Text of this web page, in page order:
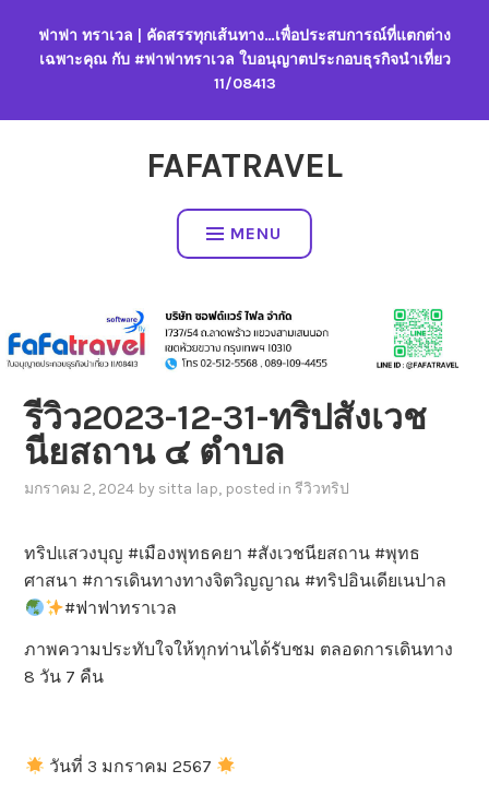
content
ฟาฟา ทราเวล | คัดสรรทุกเส้นทาง…เพื่อประสบการณ์ที่แตกต่าง
เฉพาะคุณ กับ #ฟาฟาทราเวล ใบอนุญาตประกอบธุรกิจนำเที่ยว
11/08413
FAFATRAVEL
MENU
รีวิว2023-12-31-ทริปสังเวช
นียสถาน ๔ ตำบล
มกราคม 2, 2024 by sitta lap, posted inรีวิวทริป
ทริปแสวงบุญ #เมืองพุทธคยา #สังเวชนียสถาน #พุทธ
ศาสนา #การเดินทางทางจิตวิญญาณ #ทริปอินเดียเนปาล
#ฟาฟาทราเวล
ภาพความประทับใจให้ทุกท่านได้รับชม ตลอดการเดินทาง
8 วัน 7 คืน
วันที่ 3 มกราคม 2567